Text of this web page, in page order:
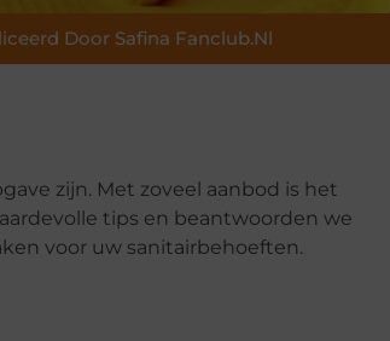
Door Safina Fanclub.nl
zijn. Met zoveel aanbod is het
tips en beantwoorden we
voor uw sanitairbehoeften.